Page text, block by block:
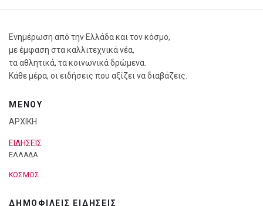
Ενημέρωση από την Ελλάδα και τον κόσμο,
με έμφαση στα καλλιτεχνικά νέα,
τα αθλητικά, τα κοινωνικά δρώμενα.
Κάθε μέρα, οι ειδήσεις που αξίζει να διαβάζεις.
ΜΕΝΟΥ
ΑΡΧΙΚΗ
ΕΙΔΗΣΕΙΣ
ΕΛΛΑΔΑ
ΚΟΣΜΟΣ
ΔΗΜΟΦΙΛΕΙΣ ΕΙΔΗΣΕΙΣ